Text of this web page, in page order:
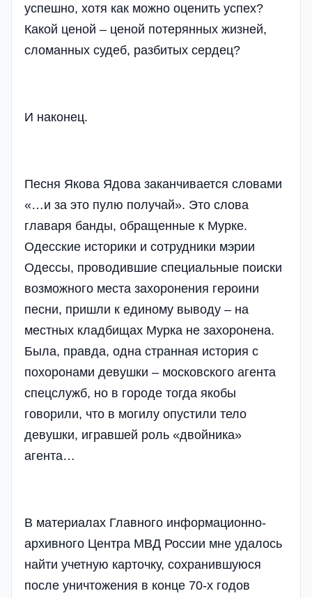
успешно, хотя как можно оценить успех?
Какой ценой – ценой потерянных жизней,
сломанных судеб, разбитых сердец?
И наконец.
Песня Якова Ядова заканчивается словами
«…и за это пулю получай». Это слова
главаря банды, обращенные к Мурке.
Одесские историки и сотрудники мэрии
Одессы, проводившие специальные поиски
возможного места захоронения героини
песни, пришли к единому выводу – на
местных кладбищах Мурка не захоронена.
Была, правда, одна странная история с
похоронами девушки – московского агента
спецслужб, но в городе тогда якобы
говорили, что в могилу опустили тело
девушки, игравшей роль «двойника»
агента…
В материалах Главного информационно-
архивного Центра МВД России мне удалось
найти учетную карточку, сохранившуюся
после уничтожения в конце 70-х годов